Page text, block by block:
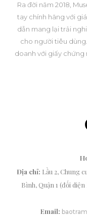
Ra đời năm 2018,
tay chính hãng với
dẫn mang lại trải
cho người tiêu
doanh với giấy chứng
Địa chỉ: Lầu 2, Chung
Bình, Quận 1 (đối
Email: